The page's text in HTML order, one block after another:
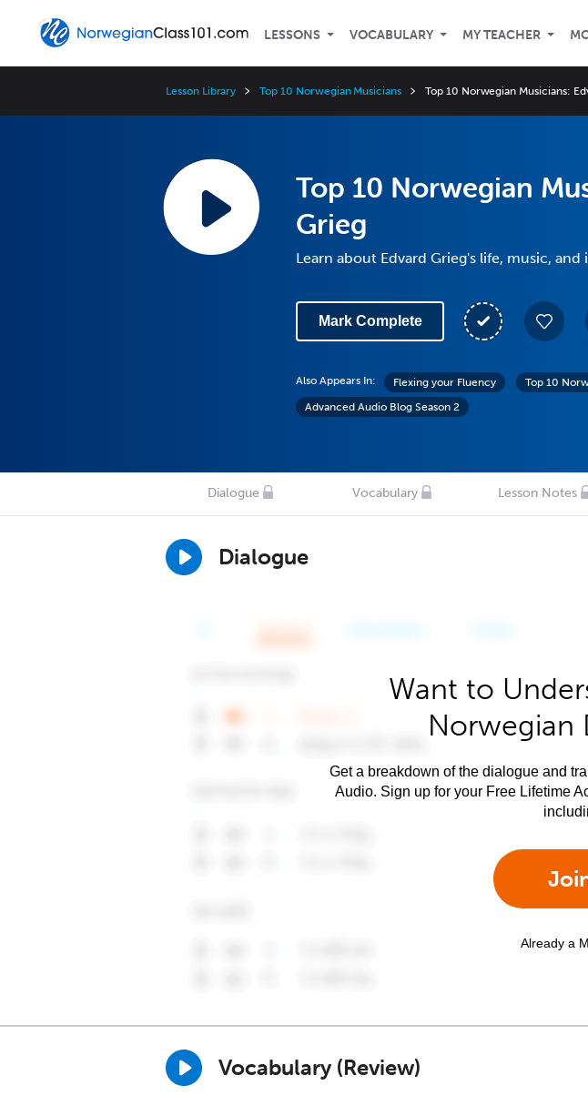
LESSONS VOCABULARY MY TEACHER
Lesson Library Top 10 Norwegian Musicians Top 10 Norwegian Musicians:
Top 10 Norwegian
Grieg
Learn about Edvard Grieg's life, music, and
Mark Complete
Also Appears In: Flexing your Fluency Top 10
Advanced Audio Blog Season 2
Dialogue Vocabulary Lesson Notes
Dialogue
Want to
Norwegian
Get a breakdown of the dialogue and
Audio. Sign up for your Free Lifetime
Already a
Vocabulary (Review)